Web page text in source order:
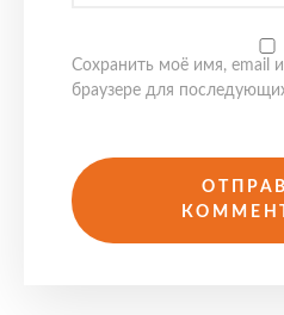
Сохранить моё имя, email
браузере для